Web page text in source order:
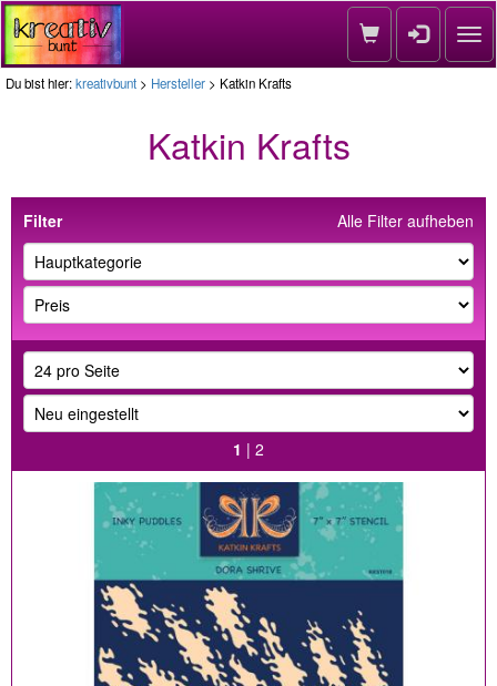
Du bist hier:kreativbunt > Hersteller > Katkin Krafts
Katkin Krafts
Alle Filter aufheben
Filter
1 | 2